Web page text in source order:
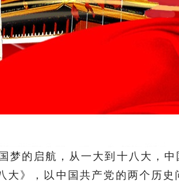
梦的启航，从一大到十八大，
大》，以中国共产党的两个历